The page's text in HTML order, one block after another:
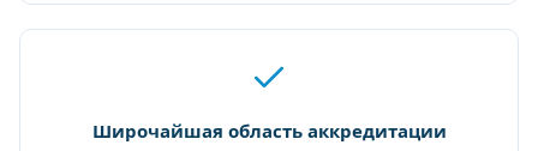
Широчайшая область аккредитации